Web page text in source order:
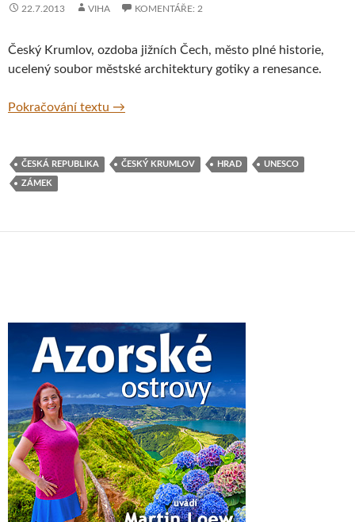
22.7.2013 VIHA KOMENTÁŘE: 2
Český Krumlov, ozdoba jižních Čech, město plné historie,
ucelený soubor městské architektury gotiky a renesance.
Pokračování textu Český Krumlov, Česká republika
→
ČESKÁ REPUBLIKA ČESKÝ KRUMLOV HRAD UNESCO
ZÁMEK